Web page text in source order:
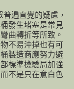
遍直覺的疑慮，
發生堵塞是常見
曲轉折等所致。
不易沖掉也有可
製造商應努力避
標準檢驗局加強
不是只在意白色